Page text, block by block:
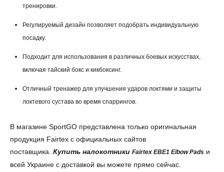
тренировки.
Регулируемый дизайн позволяет подобрать индивидуальную
посадку.
Подходит для использования в различных боевых искусствах,
включая тайский бокс и кикбоксинг.
Отличный тренажер для улучшения ударов локтями и защиты
локтевого сустава во время спаррингов.
В магазине SportGO представлена только оригинальная
продукция Fairtex с официальных сайтов
поставщика. Купить налокотники Fairtex EBE1 Elbow Pads и
всей Украине с доставкой вы можете прямо сейчас.